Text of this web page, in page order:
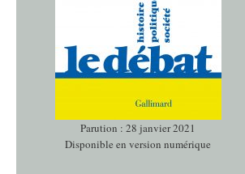
Parution : 28 janvier 2021
Disponible en version numérique